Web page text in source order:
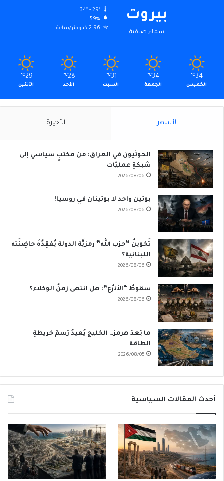
بيروت
سماء صافية
34º - 29º
59%
2.96 كيلومتر/ساعة
34
℃
الخميس
34
℃
الجمعة
31
℃
السبت
28
℃
الأحد
29
℃
الأثنين
الأشهر الأخيرة
الحوثيون في العراق: من مكتبٍ سياسي إلى
شبكةِ عمليّات
2026/08/06
بوتين واحد لا بوتينان في روسيا!
2026/08/06
تَخوينُ “حزب الله” رمزيَّة الدولة يُفقِدُهُ حاضِنَته
اللبنانية؟
2026/08/06
سقوطُ “الأذرُع”: هل انتهى زمنُ الوكلاء؟
2026/08/06
ما بَعدَ هرمز… الخليج يُعيدُ رَسمَ خريطةِ
الطاقة
2026/08/05
أحدث المقالات السياسية